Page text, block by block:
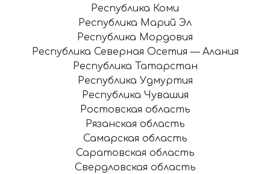
Республика Коми
Республика Марий Эл
Республика Мордовия
Республика Северная Осетия — Алания
Республика Татарстан
Республика Удмуртия
Республика Чувашия
Ростовская область
Рязанская область
Самарская область
Саратовская область
Свердловская область